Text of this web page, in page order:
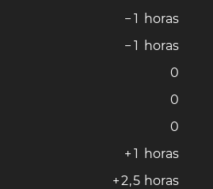
− 1 horas
− 1 horas
0
0
0
+ 1 horas
+2,5 horas